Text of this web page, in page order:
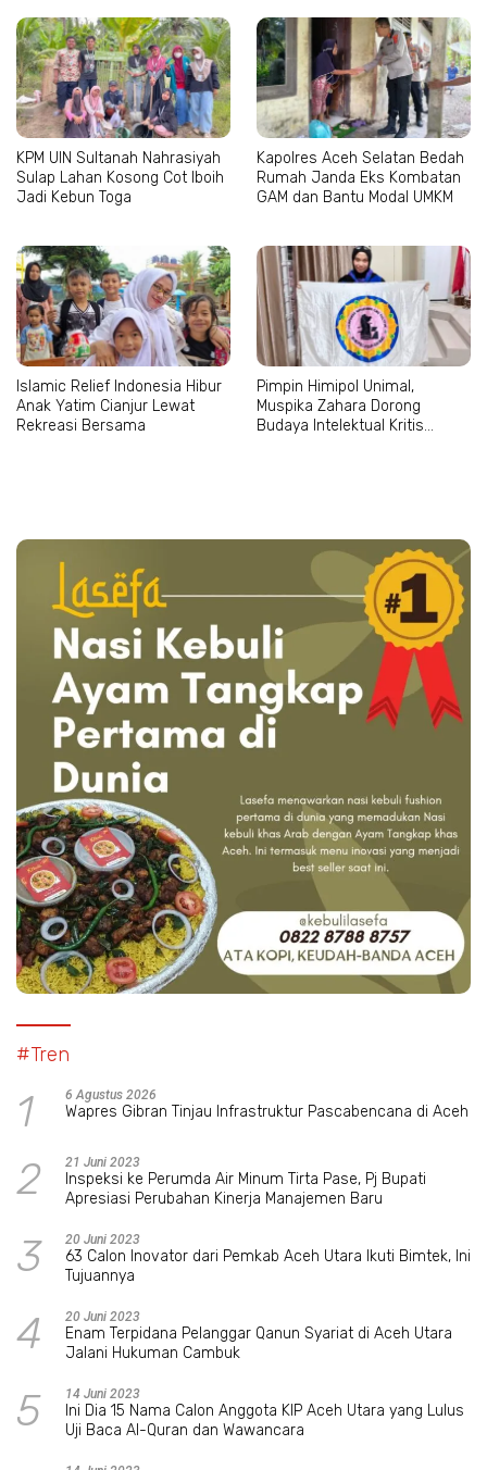
KPM UIN Sultanah Nahrasiyah
Sulap Lahan Kosong Cot Iboih
Jadi Kebun Toga
Kapolres Aceh Selatan Bedah
Rumah Janda Eks Kombatan
GAM dan Bantu Modal UMKM
Islamic Relief Indonesia Hibur
Anak Yatim Cianjur Lewat
Rekreasi Bersama
Pimpin Himipol Unimal,
Muspika Zahara Dorong
Budaya Intelektual Kritis
#Tren
1 6 Agustus 2026
Wapres Gibran Tinjau Infrastruktur Pascabencana di Aceh
2 21 Juni 2023
Inspeksi ke Perumda Air Minum Tirta Pase, Pj Bupati
Apresiasi Perubahan Kinerja Manajemen Baru
3 20 Juni 2023
63 Calon Inovator dari Pemkab Aceh Utara Ikuti Bimtek, Ini
Tujuannya
4 20 Juni 2023
Enam Terpidana Pelanggar Qanun Syariat di Aceh Utara
Jalani Hukuman Cambuk
5 14 Juni 2023
Ini Dia 15 Nama Calon Anggota KIP Aceh Utara yang Lulus
Uji Baca Al-Quran dan Wawancara